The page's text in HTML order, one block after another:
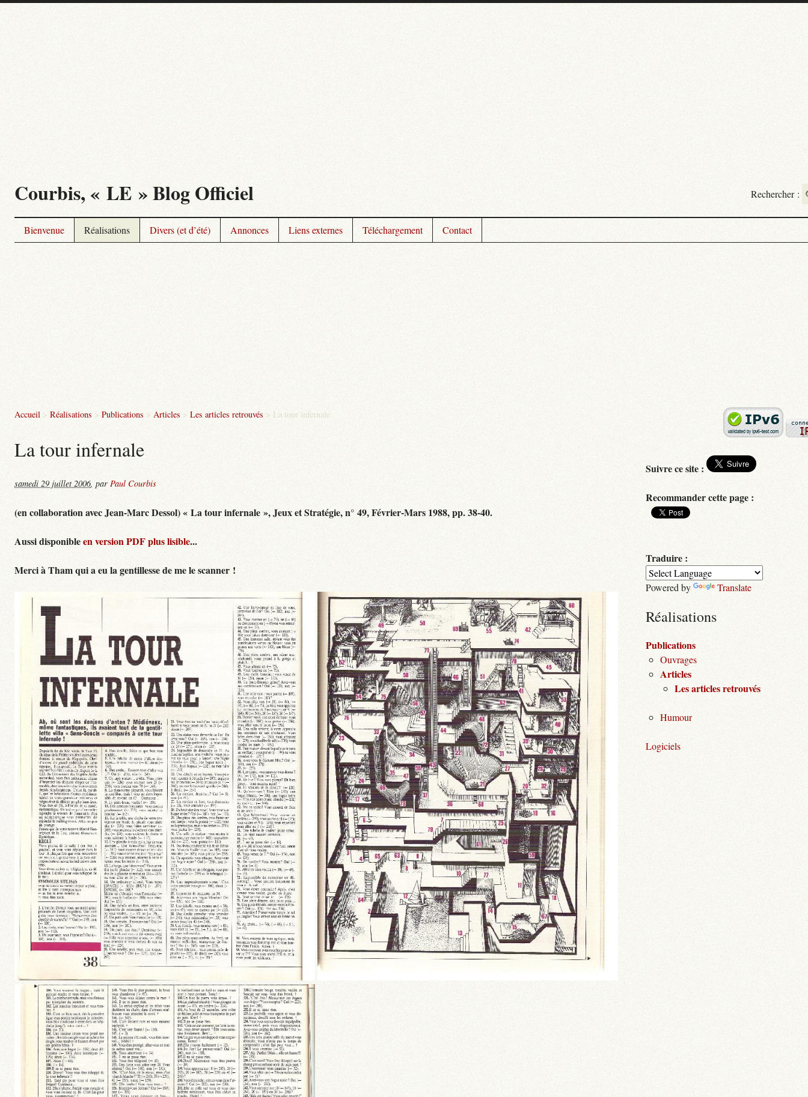
Courbis, « LE » Blog Officiel
Bienvenue Réalisations Divers (et d’été) Annonces Liens externes Téléchargement Contact
Accueil > Réalisations > Publications > Articles > Les articles retrouvés > La tour infernale
La tour infernale
samedi 29 juillet 2006, par Paul Courbis
(en collaboration avec Jean-Marc Dessol) « La tour infernale », Jeux et Stratégie, n° 49, Février-Mars 1988, pp. 38-40.
Aussi disponibleen version PDF plus lisible...
Merci à Tham qui a eu la gentillesse de me le scanner !
Rechercher :
Suivre ce site :
Recommander cette page :
Traduire :
Powered by Translate
Réalisations
Publications
Ouvrages
Articles
Les articles retrouvés
Humour
Logiciels